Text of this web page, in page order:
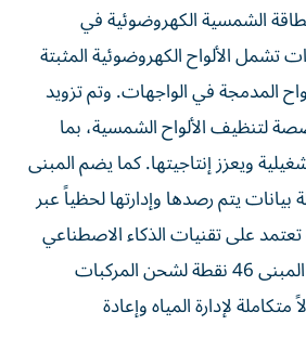
الشمسية الكهروضوئية في
نحو 5 ميجاوات تشمل الألواح الكهروضوئية المثبتة
المدمجة في الواجهات. وتم تزويد
لتنظيف الألواح الشمسية، بما
ويعزز إنتاجيتها. كما يضم المبنى
110,000 نقطة بيانات يتم رصدها وإدارتها لحظياً عبر
على تقنيات الذكاء الاصطناعي
وإنترنت الأشياء، يضم المبنى 46 نقطة لشحن المركبات
متكاملة لإدارة المياه وإعادة